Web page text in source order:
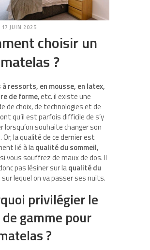
17 JUIN 2025
choisir un
?
ressorts, en mousse, en latex,
de forme, etc. il existe une
de choix, de technologies et de
qu’il est parfois difficile de s’y
lorsqu’on souhaite changer son
la qualité de ce dernier est
lié à laqualité du sommeil,
vous souffrez de maux de dos. Il
pas lésiner sur laqualité du
sur lequel on va passer ses nuits.
privilégier le
gamme pour
?